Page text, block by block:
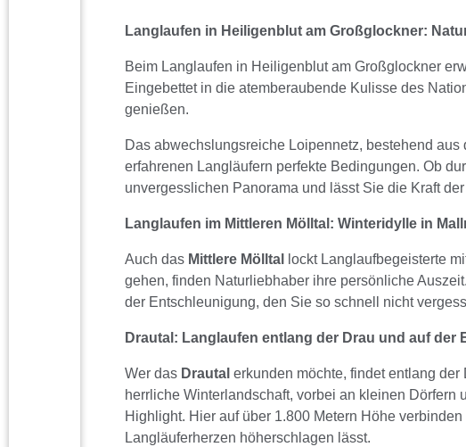
Langlaufen in Heiligenblut am Großglockner:
Beim Langlaufen in Heiligenblut am Großglockner
Eingebettet in die atemberaubende Kulisse des
genießen.
Das abwechslungsreiche Loipennetz, bestehend aus
erfahrenen Langläufern perfekte Bedingungen. Ob
unvergesslichen Panorama und lässt Sie die Kraft
Langlaufen im Mittleren Mölltal: Winteridylle in
Auch das Mittlere Mölltal lockt Langlaufbegeisterte
gehen, finden Naturliebhaber ihre persönliche
der Entschleunigung, den Sie so schnell nicht
Drautal: Langlaufen entlang der Drau und auf der
Wer das Drautal erkunden möchte, findet entlang
herrliche Winterlandschaft, vorbei an kleinen
Highlight. Hier auf über 1.800 Metern Höhe
Langläuferherzen höherschlagen lässt.